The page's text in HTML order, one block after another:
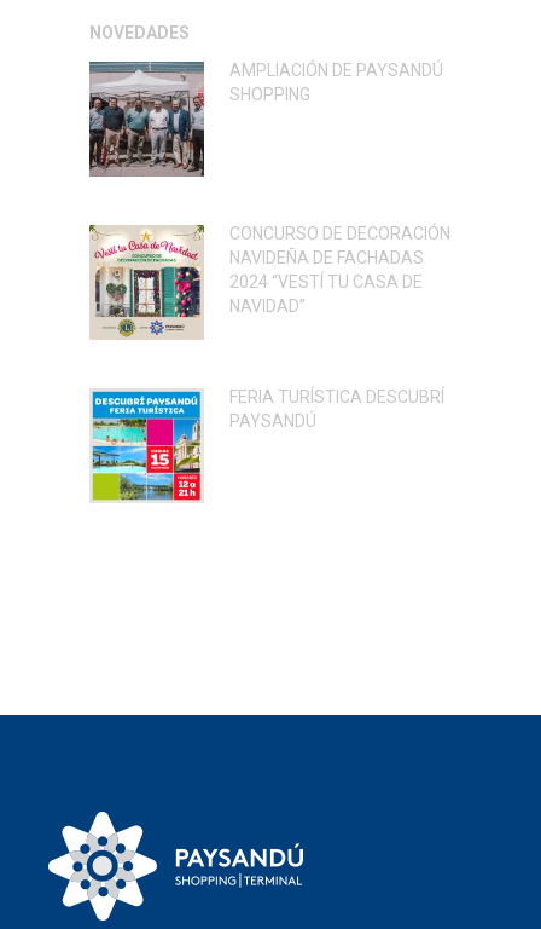
NOVEDADES
AMPLIACIÓN DE PAYSANDÚ
SHOPPING
CONCURSO DE DECORACIÓN
NAVIDEÑA DE FACHADAS
2024 “VESTÍ TU CASA DE
NAVIDAD”
FERIA TURÍSTICA DESCUBRÍ
PAYSANDÚ